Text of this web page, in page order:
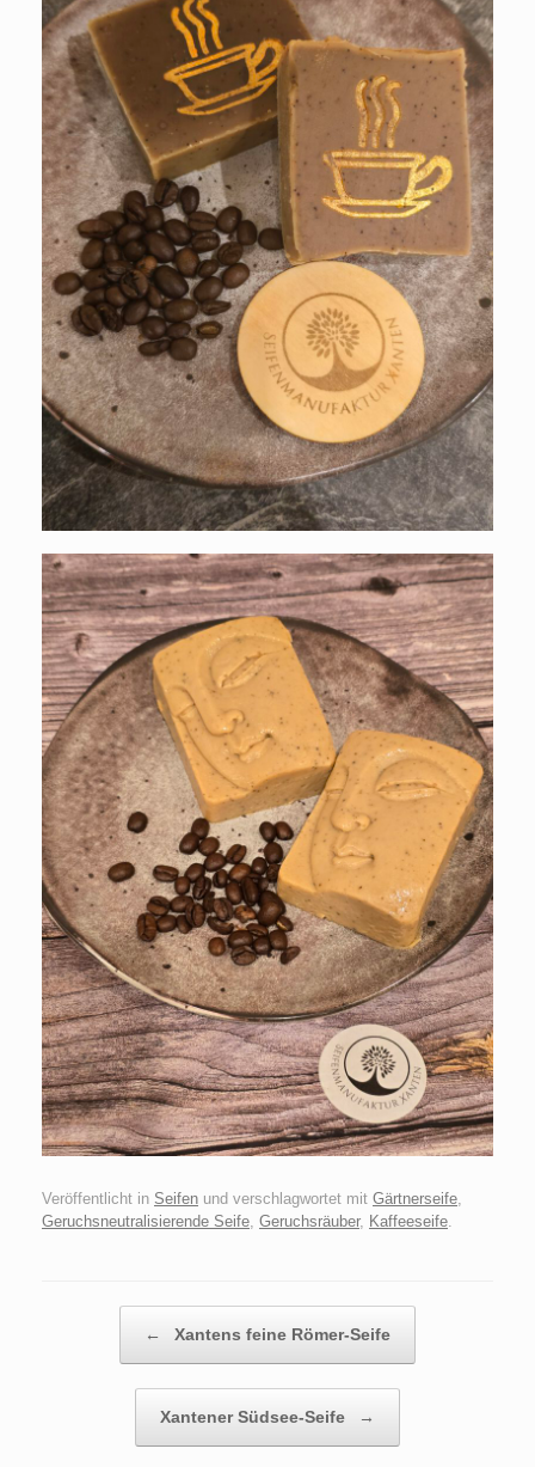
Veröffentlicht in Seifen und verschlagwortet mit Gärtnerseife
Geruchsneutralisierende Seife Geruchsräuber, Kaffeeseife
← Xantens feine Römer-Seife
Xantener Südsee-Seife →